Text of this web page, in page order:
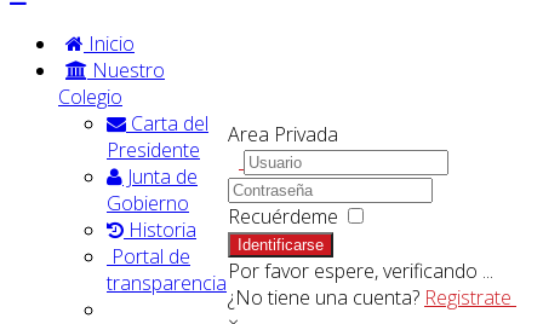
Area Privada
Recuérdeme
Identificarse
Por favor espere, verificando ...
¿No tiene una cuenta? Registrate
Inicio
Nuestro
Colegio
Carta del
Presidente
Junta de
Gobierno
Historia
Portal de
transparencia